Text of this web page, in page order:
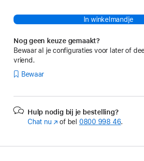
In winkelmandje
Nog geen keuze gemaakt?
Bewaar al je configuraties voor later of
vriend.
Bewaar
Hulp nodig bij je bestelling?
Chat nu (Wordt
of bel 0800 998 46.